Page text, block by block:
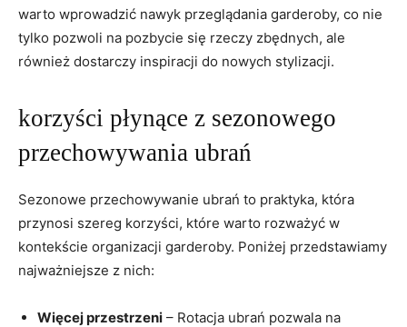
warto ​wprowadzić ⁤nawyk przeglądania garderoby, co nie
tylko pozwoli na pozbycie się rzeczy zbędnych, ale
również dostarczy inspiracji do ⁤nowych stylizacji.
korzyści płynące z sezonowego⁣
przechowywania ubrań
Sezonowe przechowywanie⁢ ubrań to praktyka, która ​
przynosi szereg‍ korzyści, które warto rozważyć w
kontekście organizacji garderoby. Poniżej przedstawiamy
najważniejsze z nich:
Więcej⁢ przestrzeni – Rotacja ubrań ⁣pozwala na